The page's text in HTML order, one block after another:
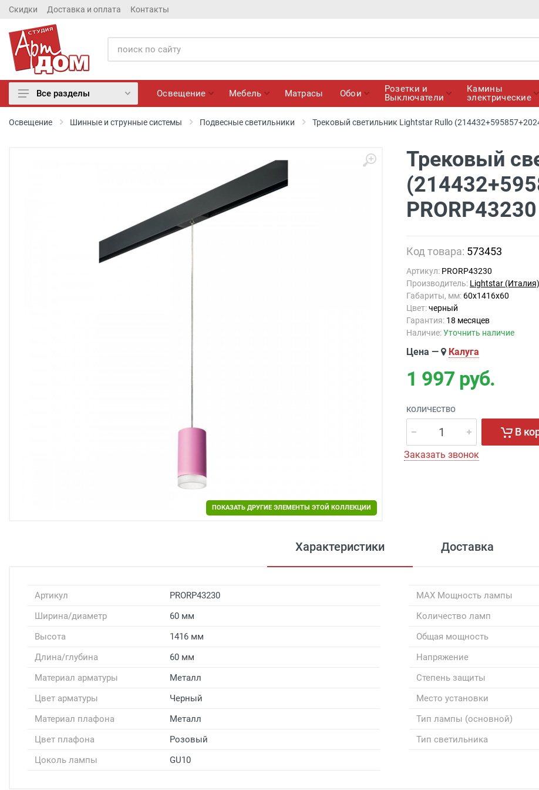
Скидки Доставка и оплата Контакты
Все разделы Освещение Мебель Матрасы Обои
Розетки и
Выключатели
Камины
электрические
Освещение Шинные и струнные системы Подвесные светильники Трековый светильник Lightstar Rullo
ПОКАЗАТЬ ДРУГИЕ ЭЛЕМЕНТЫ ЭТОЙ КОЛЛЕКЦИИ
Трековый
PRORP43230
Код товара: 573453
Артикул: PRORP43230
Производитель: Lightstar (Италия)
Габариты, мм: 60x1416x60
Цвет:черный
Гарантия: 18 месяцев
Наличие:Уточнить наличие
Цена — Калуга
1 997 руб.
КОЛИЧЕСТВО
В
Заказать звонок
Характеристики Доставка
Артикул
PRORP43230
Ширина/диаметр
60 мм
Высота
1416 мм
Длина/глубина
60 мм
Материал арматуры
Металл
Цвет арматуры
Черный
Материал плафона
Металл
Цвет плафона
Розовый
Цоколь лампы
GU10
MAX Мощность лампы
Количество ламп
Общая мощность
Напряжение
Степень защиты
Место установки
Тип лампы (основной)
Тип светильника